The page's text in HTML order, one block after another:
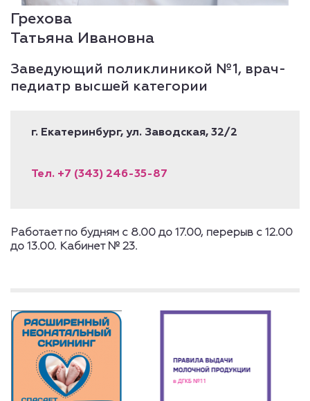
Грехова
Татьяна Ивановна
Заведующий поликлиникой №1, врач-
педиатр высшей категории
г. Екатеринбург, ул. Заводская, 32/2
Тел. +7 (343) 246-35-87
Работает по будням с 8.00 до 17.00, перерыв с 12.00
до 13.00. Кабинет № 23.